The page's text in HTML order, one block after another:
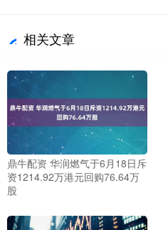
相关文章
鼎牛配资 华润燃气于6月18日斥
资1214.92万港元回购76.64万
股